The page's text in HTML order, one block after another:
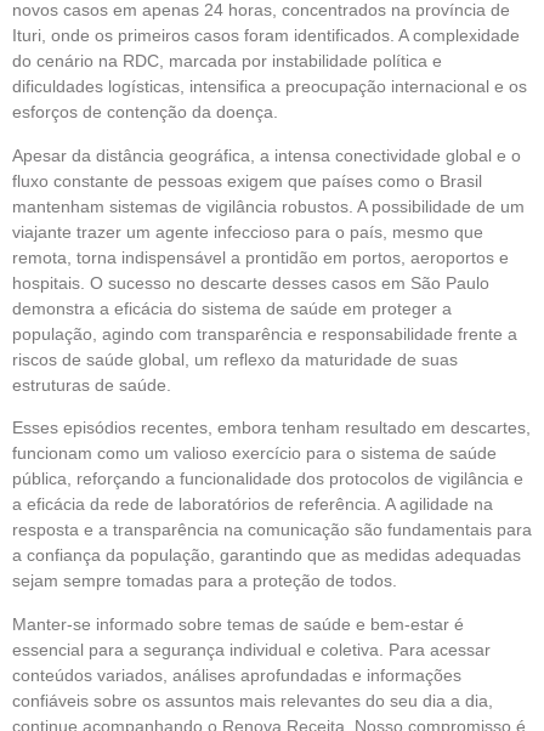
novos casos em apenas 24 horas, concentrados na província de
Ituri, onde os primeiros casos foram identificados. A complexidade
do cenário na RDC, marcada por instabilidade política e
dificuldades logísticas, intensifica a preocupação internacional e os
esforços de contenção da doença.
Apesar da distância geográfica, a intensa conectividade global e o
fluxo constante de pessoas exigem que países como o Brasil
mantenham sistemas de vigilância robustos. A possibilidade de um
viajante trazer um agente infeccioso para o país, mesmo que
remota, torna indispensável a prontidão em portos, aeroportos e
hospitais. O sucesso no descarte desses casos em São Paulo
demonstra a eficácia do sistema de saúde em proteger a
população, agindo com transparência e responsabilidade frente a
riscos de saúde global, um reflexo da maturidade de suas
estruturas de saúde.
Esses episódios recentes, embora tenham resultado em descartes,
funcionam como um valioso exercício para o sistema de saúde
pública, reforçando a funcionalidade dos protocolos de vigilância e
a eficácia da rede de laboratórios de referência. A agilidade na
resposta e a transparência na comunicação são fundamentais para
a confiança da população, garantindo que as medidas adequadas
sejam sempre tomadas para a proteção de todos.
Manter-se informado sobre temas de saúde e bem-estar é
essencial para a segurança individual e coletiva. Para acessar
conteúdos variados, análises aprofundadas e informações
confiáveis sobre os assuntos mais relevantes do seu dia a dia,
continue acompanhando o Renova Receita. Nosso compromisso é